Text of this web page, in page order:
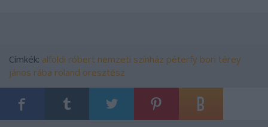
Címkék: alföldi róbert nemzeti színház péterfy bori térey
jános rába roland oresztész